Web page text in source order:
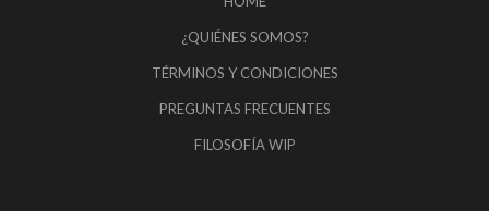
¿QUIÉNES SOMOS?
TÉRMINOS Y CONDICIONES
PREGUNTAS FRECUENTES
FILOSOFÍA WIP